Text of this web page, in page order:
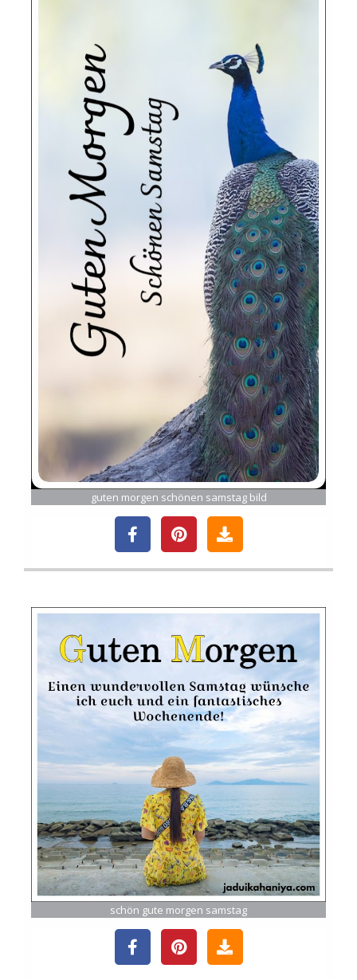
guten morgen schönen samstag bild
schön gute morgen samstag